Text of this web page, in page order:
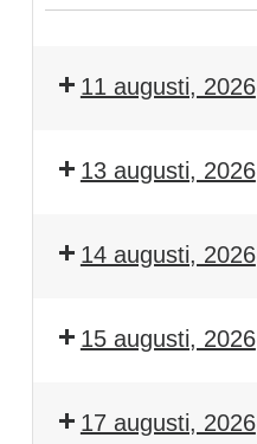
11 augusti, 2026
13 augusti, 2026
14 augusti, 2026
15 augusti, 2026
17 augusti, 2026